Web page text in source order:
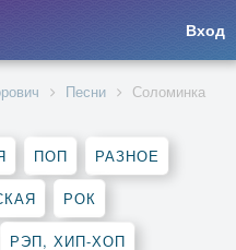
Вход
Песни
Соломинка
ПОП РАЗНОЕ
РОК
РЭП, ХИП-ХОП